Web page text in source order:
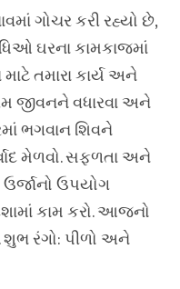
ગોચર કરી રહ્યો છે,
ઘરના કામકાજમાં
તમારા કાર્ય અને
જીવનને વધારવા અને
ભગવાન શિવને
મેળવો. સફળતા અને
ઉર્જાનો ઉપયોગ
કામ કરો. આજનો
રંગો: પીળો અને